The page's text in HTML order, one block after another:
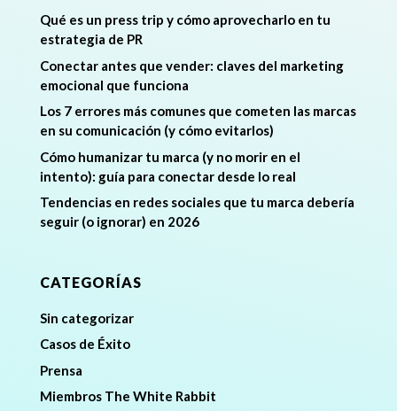
Qué es un press trip y cómo aprovecharlo en tu
estrategia de PR
Conectar antes que vender: claves del marketing
emocional que funciona
Los 7 errores más comunes que cometen las marcas
en su comunicación (y cómo evitarlos)
Cómo humanizar tu marca (y no morir en el
intento): guía para conectar desde lo real
Tendencias en redes sociales que tu marca debería
seguir (o ignorar) en 2026
CATEGORÍAS
Sin categorizar
Casos de Éxito
Prensa
Miembros The White Rabbit